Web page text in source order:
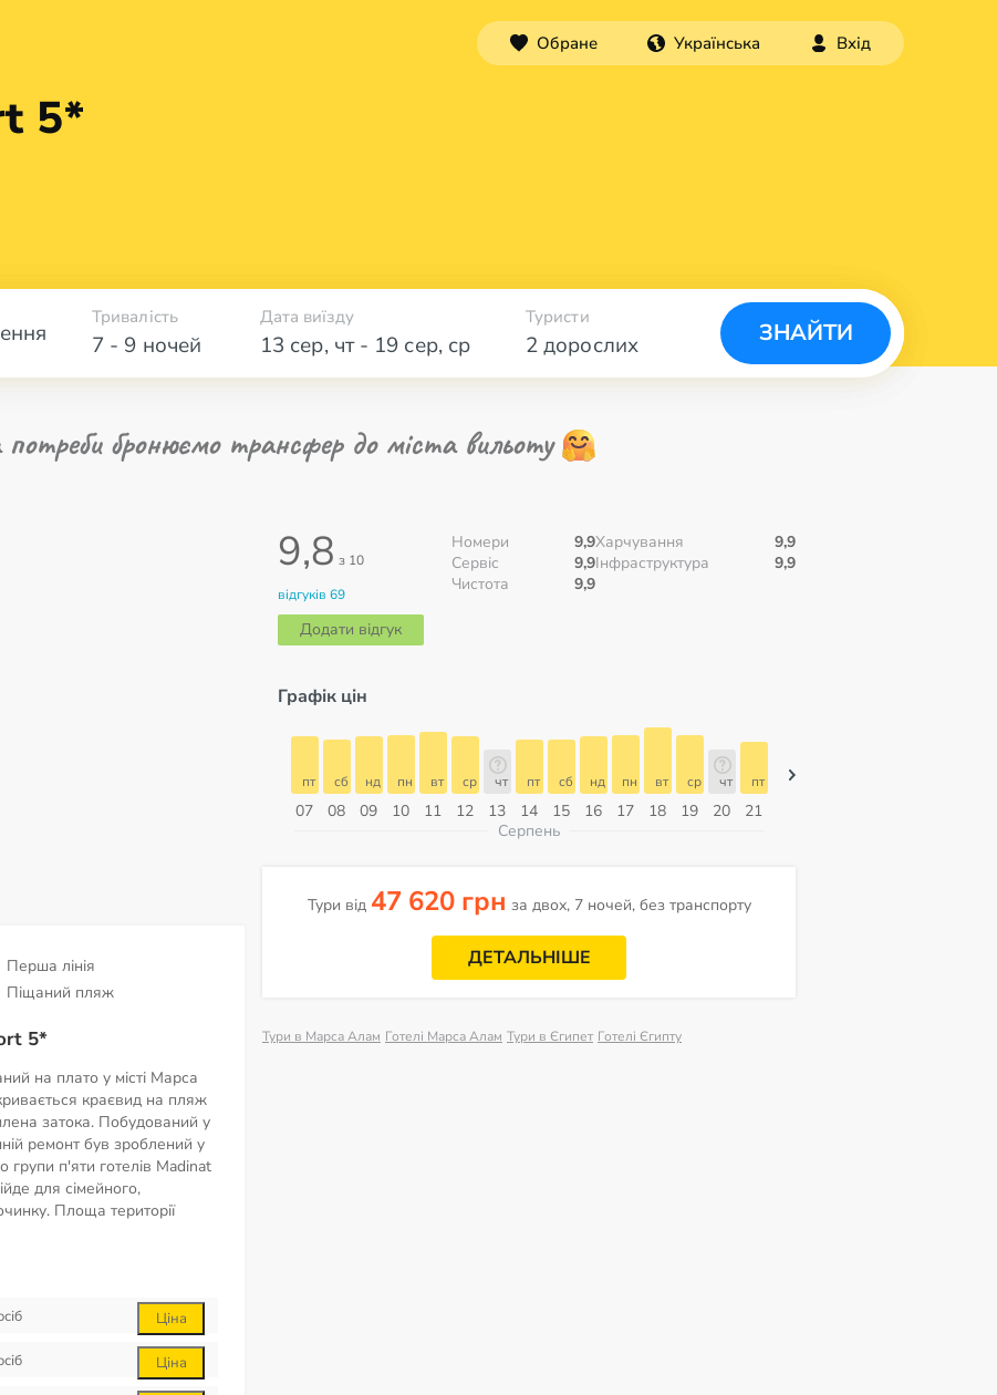
Обране Українська Вхід
5*
7 - 9 ночей
Тривалість Дата виїзду
13 сер, чт- 19 сер, ср 2 дорослих
Туристи
ЗНАЙТИ
бронюємо трансфер до міста вильоту
Перша лінія
Піщаний пляж
5*
на плато у місті Марса
краєвид на пляж
затока. Побудований у
ремонт був зроблений у
групи п'яти готелів Madinat
для сімейного,
Площа території
Ціна
Ціна
9,8 з 10
відгуків 69
Додати відгук
Номери
9,9
Сервіс
9,9
Чистота
9,9
Харчування
9,9
Інфраструктура
9,9
Графік цін
07
пт
08
сб
09
нд
10
пн
11
вт
12
ср
13
чт
14
пт
15
сб
16
нд
17
пн
18
вт
19
ср
20
чт
21
пт
Серпень
Тури від 47 620 грн за двох, 7 ночей, без транспорту
ДЕТАЛЬНІШЕ
Тури в Марса Алам Готелі Марса Алам Тури в Єгипет Готелі Єгипту